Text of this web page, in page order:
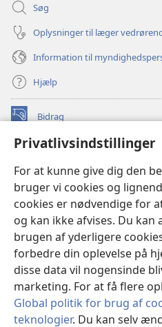
Privatlivsindstillinger
For at kunne give dig den
bruger vi cookies og
cookies er nødvendige for
og kan ikke afvises. Du kan
brugen af yderligere
forbedre din oplevelse på
disse data vil nogensinde
marketing. For at få flere
Global politik for brug af
teknologier. Du kan selv
Søg
Oplysninger til læger
Information til
Hjælp
Bidrag
(åbner
nyt
vindue)Watchtower ONLINE LIBRARY™
nyt
vindue)JW Hub
(åbner
nyt
vindue)JW Library
Watchtower Library
Copyright© 2026 Watch Tower Bible